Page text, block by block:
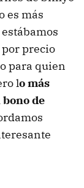
es más
por precio
para quien
lo más
de